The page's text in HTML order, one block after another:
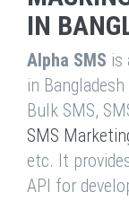
IN
Alpha SMS is
in
Bulk SMS,
SMS
etc. It
API for